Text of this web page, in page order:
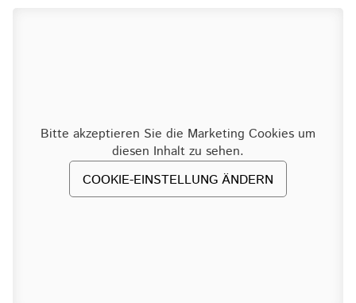
Bitte akzeptieren Sie die Marketing Cookies um
diesen Inhalt zu sehen.
COOKIE-EINSTELLUNG ÄNDERN